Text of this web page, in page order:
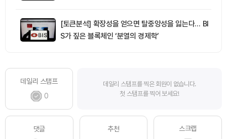
[토큰분석] 확장성을 얻으면 탈중앙성을 잃는다… BI
S가 짚은 블록체인 ‘분열의 경제학’
데일리 스탬프
0
데일리 스탬프를 찍은 회원이 없습니다.
첫 스탬프를 찍어 보세요!
댓글
추천
스크랩